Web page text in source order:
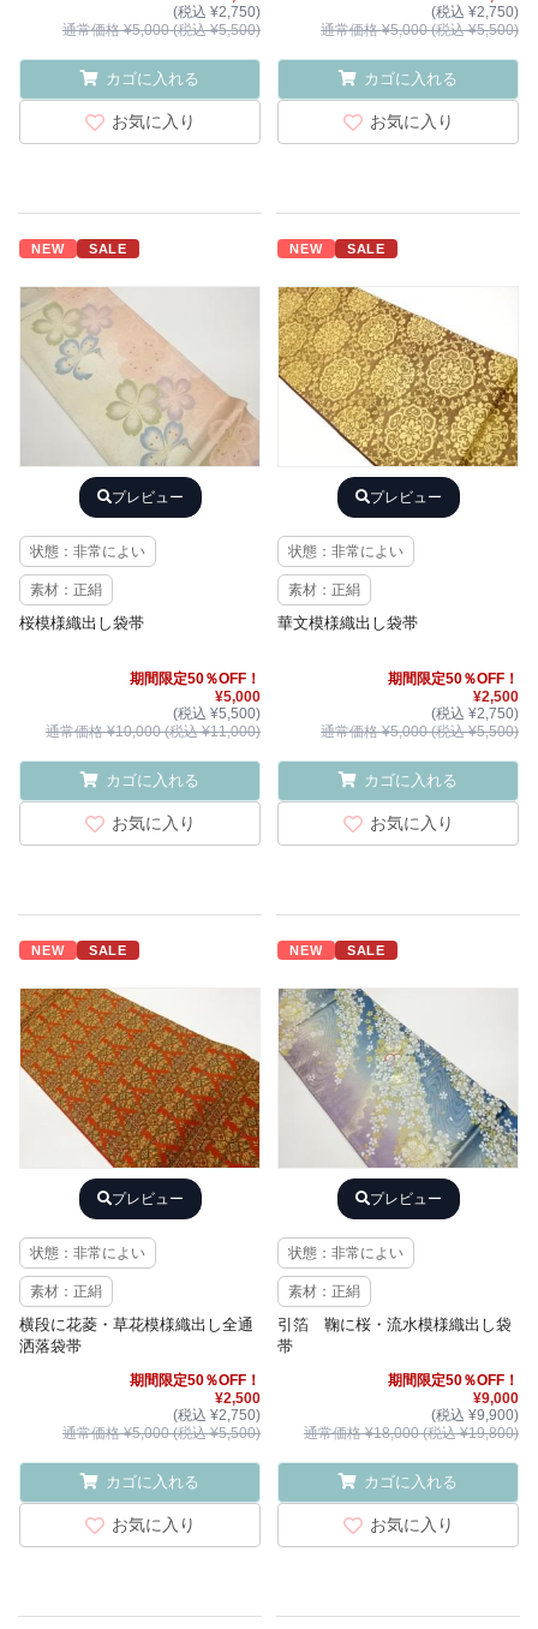
(税込 ¥2,750)
通常価格 ¥5,000 (税込 ¥5,500)
カゴに入れる
お気に入り
(税込 ¥2,750)
通常価格 ¥5,000 (税込 ¥5,500)
カゴに入れる
お気に入り
NEW SALE
プレビュー
状態：非常によい
素材：正絹
桜模様織出し袋帯
期間限定50％OFF！
¥5,000
(税込 ¥5,500)
通常価格 ¥10,000 (税込 ¥11,000)
カゴに入れる
お気に入り
NEW SALE
プレビュー
状態：非常によい
素材：正絹
華文模様織出し袋帯
期間限定50％OFF！
¥2,500
(税込 ¥2,750)
通常価格 ¥5,000 (税込 ¥5,500)
カゴに入れる
お気に入り
NEW SALE
プレビュー
状態：非常によい
素材：正絹
横段に花菱・草花模様織出し全通
洒落袋帯
期間限定50％OFF！
¥2,500
(税込 ¥2,750)
通常価格 ¥5,000 (税込 ¥5,500)
カゴに入れる
お気に入り
NEW SALE
プレビュー
状態：非常によい
素材：正絹
引箔 鞠に桜・流水模様織出し袋
帯
期間限定50％OFF！
¥9,000
(税込 ¥9,900)
通常価格 ¥18,000 (税込 ¥19,800)
カゴに入れる
お気に入り